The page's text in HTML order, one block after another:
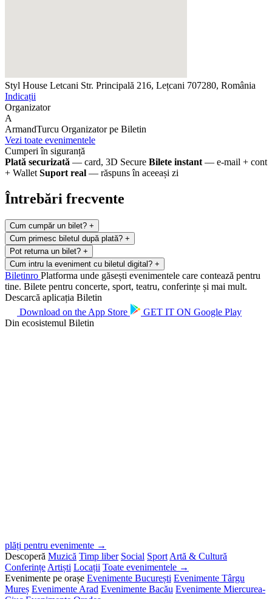
Styl House Letcani Str. Principală 216, Lețcani 707280, România
Indicații
Organizator
A
ArmandTurcu Organizator pe Biletin
Vezi toate evenimentele
Cumperi în siguranță
Plată securizată — card, 3D Secure Bilete instant — e-mail + cont
+ Wallet Suport real — răspuns în aceeași zi
Întrebări frecvente
Cum cumpăr un bilet? +
Cum primesc biletul după plată? +
Pot returna un bilet? +
Cum intru la eveniment cu biletul digital? +
Biletinro Platforma unde găsești evenimentele care contează pentru
tine. Bilete pentru concerte, sport, teatru, conferințe și mai mult.
Descarcă aplicația Biletin
Download on the App Store GET IT ON Google Play
Din ecosistemul Biletin
plăți pentru evenimente →
Descoperă Muzică Timp liber Social Sport Artă & Cultură
Conferințe Artiști Locații Toate evenimentele →
Evenimente pe orașe Evenimente București Evenimente Târgu
Mureș Evenimente Arad Evenimente Bacău Evenimente Miercurea-